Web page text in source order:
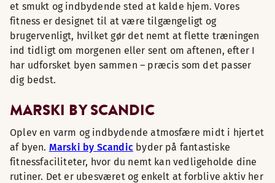
et smukt og indbydende sted at kalde hjem. Vores
fitness er designet til at være tilgængeligt og
brugervenligt, hvilket gør det nemt at flette træningen
ind tidligt om morgenen eller sent om aftenen, efter I
har udforsket byen sammen – præcis som det passer
dig bedst.
MARSKI BY SCANDIC
Oplev en varm og indbydende atmosfære midt i hjertet
af byen. Marski by Scandicbyder på fantastiske
fitnessfaciliteter, hvor du nemt kan vedligeholde dine
rutiner. Det er ubesværet og enkelt at forblive aktiv her